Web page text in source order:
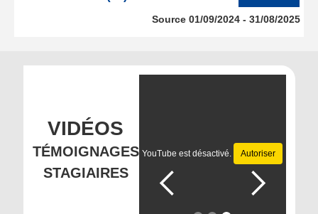
Source 01/09/2024 - 31/08/2025
VIDÉOS
TÉMOIGNAGES
STAGIAIRES
YouTube est désactivé. Autoriser